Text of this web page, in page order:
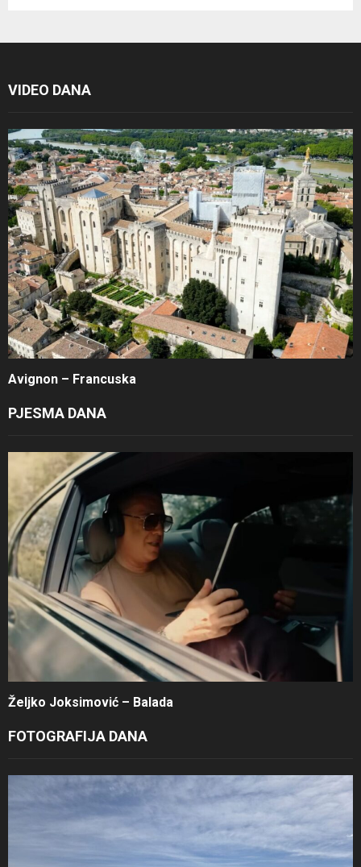
VIDEO DANA
Avignon – Francuska
PJESMA DANA
Željko Joksimović – Balada
FOTOGRAFIJA DANA